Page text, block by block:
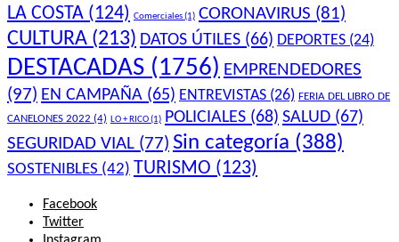
LA COSTA (124) Comerciales(1) CORONAVIRUS (81)
CULTURA (213) DATOS ÚTILES (66) DEPORTES (24)
DESTACADAS (1756) EMPRENDEDORES
(97) EN CAMPAÑA (65) ENTREVISTAS (26) FERIA DEL LIBRO DE
CANELONES 2022 (4) LO + RICO(1) POLICIALES (68) SALUD (67)
SEGURIDAD VIAL (77) Sin categoría (388)
SOSTENIBLES (42) TURISMO (123)
Facebook
Twitter